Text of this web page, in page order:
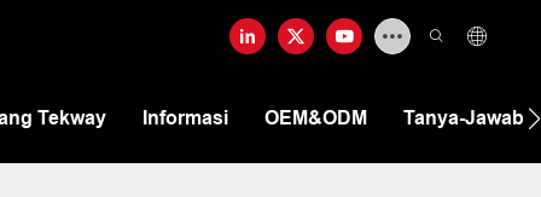
Tekway Informasi OEM&ODM Tanya-Jawab